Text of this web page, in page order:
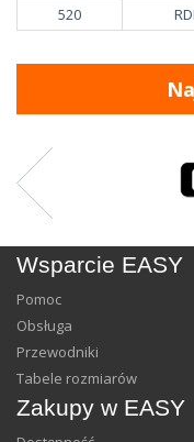
520
Wsparcie EASY
Pomoc
Obsługa
Przewodniki
Tabele rozmiarów
Zakupy w EASY